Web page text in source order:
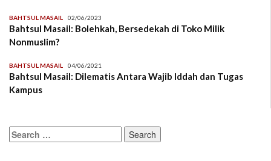
BAHTSUL MASAIL 02/06/2023
Bahtsul Masail: Bolehkah, Bersedekah di Toko Milik
Nonmuslim?
BAHTSUL MASAIL 04/06/2021
Bahtsul Masail: Dilematis Antara Wajib Iddah dan Tugas
Kampus
Search
for: